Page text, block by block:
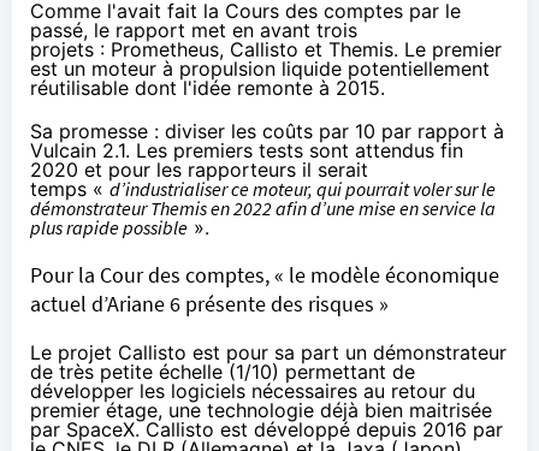
Comme l'avait fait la Cours des comptes par le
passé, le rapport met en avant trois
projets : Prometheus, Callisto et Themis. Le premier
est un moteur à propulsion liquide potentiellement
réutilisable dont l'idée remonte à 2015.
Sa promesse : diviser les coûts par 10 par rapport à
Vulcain 2.1. Les premiers tests sont attendus fin
2020 et pour les rapporteurs il serait
temps « d’industrialiser ce moteur, qui pourrait voler sur le
démonstrateur Themis en 2022 afin d’une mise en service la
plus rapide possible ».
Pour la Cour des comptes, « le modèle économique
actuel d’Ariane 6 présente des risques »
Le projet Callisto est pour sa part un démonstrateur
de très petite échelle (1/10) permettant de
développer les logiciels nécessaires au retour du
premier étage, une technologie déjà bien maitrisée
par SpaceX. Callisto est développé depuis 2016 par